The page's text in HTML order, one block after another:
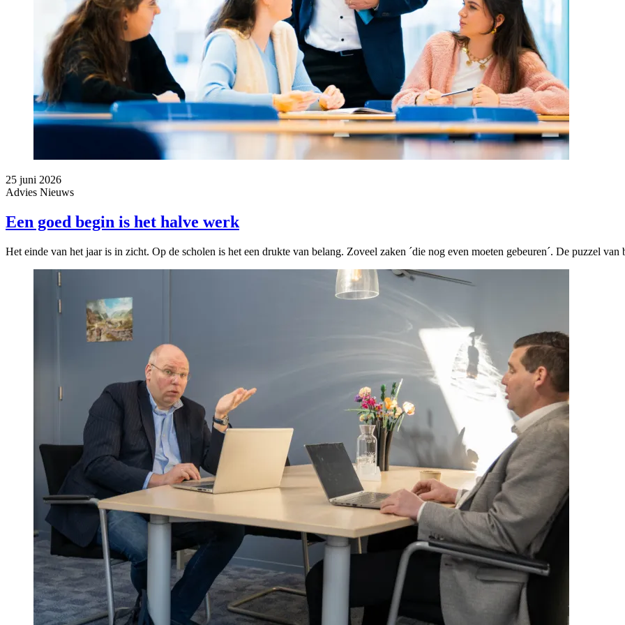
25 juni 2026
Advies Nieuws
Een goed begin is het halve werk
Het einde van het jaar is in zicht. Op de scholen is het een drukte van belang. Zoveel zaken ´die nog even moeten gebeuren´. De puzzel